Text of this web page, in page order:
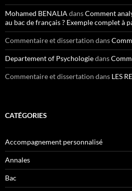
Mohamed BENALIA dansComment
au bac de français ? Exemple complet à
Commentaire et dissertation dans
Departement of Psychologiedans
Commentaire et dissertation dans LES
CATÉGORIES
Accompagnement personnalisé
Annales
Bac